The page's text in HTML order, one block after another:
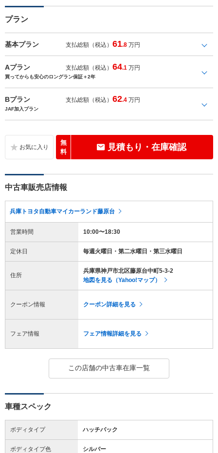
プラン
基本プラン 支払総額（税込）61.8 万円
Aプラン 支払総額（税込）64.1 万円
買ってからも安心のロングラン保証＋2年
Bプラン 支払総額（税込）62.4 万円
JAF加入プラン
無
料
見積もり・在庫確認
中古車販売店情報
兵庫トヨタ自動車マイカーランド藤原台
営業時間 10:00〜18:30
定休日 毎週火曜日・第二水曜日・第三水曜日
住所
兵庫県神戸市北区藤原台中町5-3-2
地図を見る（Yahoo!マップ）
クーポン情報 クーポン詳細を見る
フェア情報 フェア情報詳細を見る
この店舗の中古車在庫一覧
車種スペック
ボディタイプ ハッチバック
ボディタイプ色 シルバー